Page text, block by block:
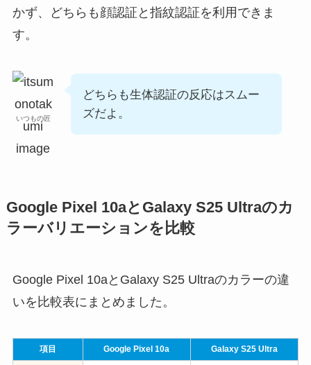
かず、どちらも顔認証と指紋認証を利用できま
す。
いつもの匠
どちらも生体認証の反応はスムー
ズだよ。
Google Pixel 10aとGalaxy S25 Ultraのカ
ラーバリエーションを比較
Google Pixel 10aとGalaxy S25 Ultraのカラーの違
いを比較表にまとめました。
項目 Google Pixel 10a Galaxy S25 Ultra